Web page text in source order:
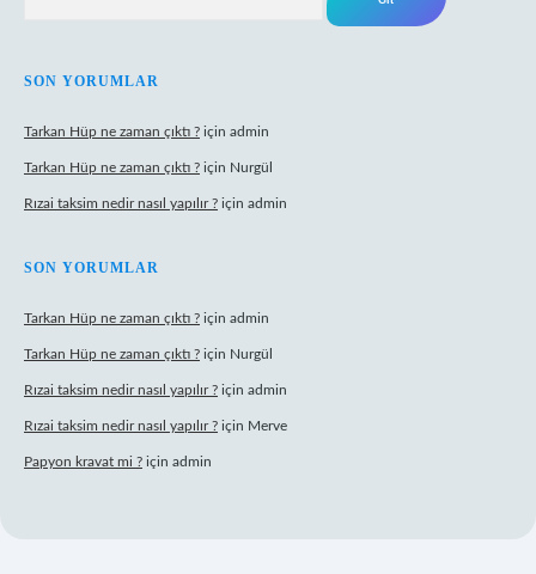
SON YORUMLAR
Tarkan Hüp ne zaman çıktı ? için admin
Tarkan Hüp ne zaman çıktı ? için Nurgül
Rızai taksim nedir nasıl yapılır ? için admin
SON YORUMLAR
Tarkan Hüp ne zaman çıktı ? için admin
Tarkan Hüp ne zaman çıktı ? için Nurgül
Rızai taksim nedir nasıl yapılır ? için admin
Rızai taksim nedir nasıl yapılır ? için Merve
Papyon kravat mi ? için admin